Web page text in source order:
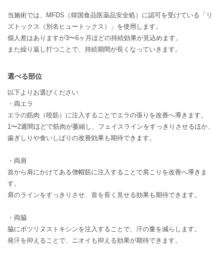
当施術では、MFDS（韓国食品医薬品安全処）に認可を受けている「リ
ズトックス（別名ヒュートックス）」を使用します。
個人差はありますが3〜6ヶ月ほどの持続効果が見込めます。
また繰り返し打つことで、持続期間が長くなっていきます。
選べる部位
以下よりお選びください
・両エラ
エラの筋肉（咬筋）に注入することでエラの張りを改善へ導きます。
1〜2週間ほどで筋肉が萎縮し、フェイスラインをすっきりさせるほか、
歯ぎしりや食いしばりの改善効果も期待できます。
・両肩
首から肩にかけてある僧帽筋に注入することで肩こりを改善へ導きま
す。
肩のラインをすっきりさせ、首を長く見せる効果も期待できます。
・両脇
脇にボツリヌストキシンを注入することで、汗の量を減らします。
発汗を抑えることで、ニオイも抑える効果が期待できます。